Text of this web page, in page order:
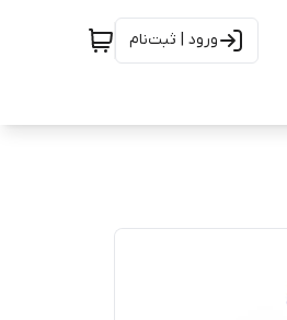
ورود | ثبت‌نام